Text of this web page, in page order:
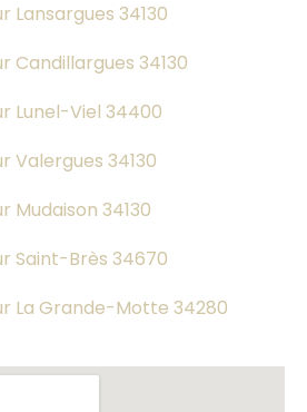
34130
Candillargues 34130
Lunel-Viel 34400
Valergues 34130
Mudaison 34130
Saint-Brès 34670
La Grande-Motte 34280